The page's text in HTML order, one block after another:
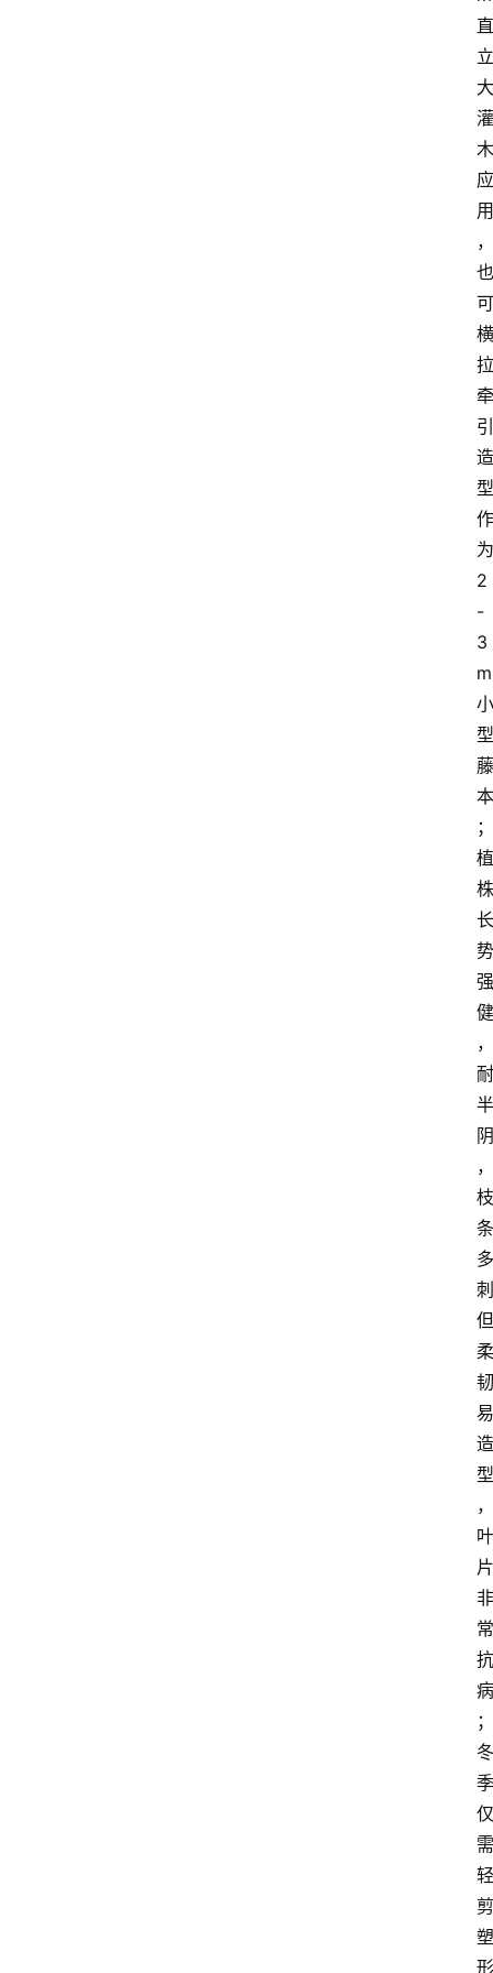
直
立
大
灌
木
应
用
，
也
可
横
拉
牵
引
造
型
作
为
2
-
3
m
小
型
藤
本
；
植
株
长
势
强
健
，
耐
半
阴
，
枝
条
多
刺
但
柔
韧
易
造
型
，
叶
片
非
常
抗
病
；
冬
季
仅
需
轻
剪
塑
形